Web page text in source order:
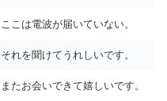
ここは電波が届いていない。
それを聞けてうれしいです。
またお会いできて嬉しいです。